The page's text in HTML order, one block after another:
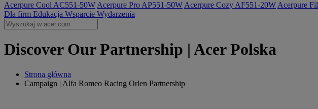
Acerpure Cool AC551-50W Acerpure Pro AP551-50W Acerpure Cozy AF551-20W Acerpure
Dla firm Edukacja Wsparcie Wydarzenia
Discover Our Partnership | Acer Polska
Strona główna
Campaign | Alfa Romeo Racing Orlen Partnership